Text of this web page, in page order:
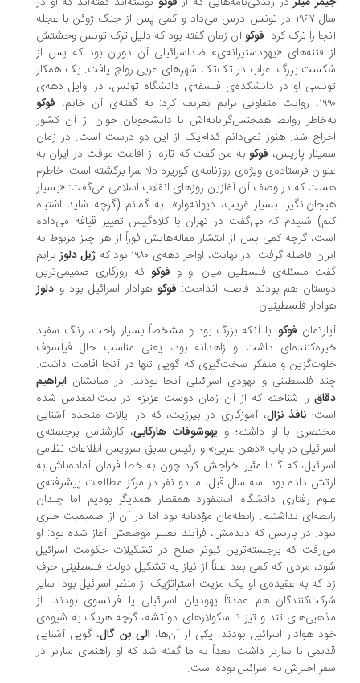
سال ۱۹۶۷ در تونس درس می‌داد و کمی پس از جنگ ژوئن با عجله
را ترک کرد.فوکوآن زمان گفته بود که دلیل ترک تونس وحشتش
فتنه‌های «یهودستیزانه‌ی» ضداسرائیلی آن دوران بود که پس از
بزرگ اعراب در تک‌تک شهرهای عربی رواج یافت. یک همکار
او در دانشکده‌ی فلسفه‌ی دانشگاه تونس، در اوایل دهه‌ی
فوکو
روابط همجنس‌گرایانه‌اش با دانشجویان جوان از آن کشور
شد. هنوز نمی‌دانم کدام‌یک از این دو درست است. در زمان
پاریس،فوکوبه من گفت که تازه از اقامت موقت در ایران به
فرستاده‌ی ویژه‌ی روزنامه‌ی کوریره دلا سرا برگشته است. خاطرم
که در وصف آن آغازین روزهای انقلاب اسلامی می‌گفت: «بسیار
بسیار غریب، دیوانه‌وار». به گمانم (گرچه شاید اشتباه
شنیدم که می‌گفت در تهران با کلاه‌گیس تغییر قیافه می‌داده
گرچه کمی پس از انتشار مقاله‌هایش فوراً از هر چیز مربوط به
فاصله گرفت. در نهایت، اواخر دهه‌ی ۱۹۸۰ بود که
ژیل دلوزبرایم
مسئله‌ی فلسطین میان او و فوکوکه روزگاری صمیمی‌ترین
هم بودند فاصله انداخت:فوکوهوادار اسرائیل بود و دلوز
فلسطینیان.
فوکو، با آنکه بزرگ بود و مشخصاً بسیار راحت، رنگ سفید
داشت و زاهدانه بود، یعنی مناسب حال فیلسوف
و متفکر سخت‌گیری که گویی تنها در آنجا اقامت داشت.
فلسطینی و یهودی اسرائیلی آنجا بودند. در میانشانابراهیم
را شناختم که از آن زمان دوست عزیزم در بیت‌المقدس شده
نافذ نزال، آموزگاری در بیرزیت، که در ایالات متحده آشنایی
با او داشتم؛ ویهوشوفات هارکابی، کارشناس برجسته‌ی
در باب «ذهن عربی» و رئیس سابق سرویس اطلاعات نظامی
که گلدا مئیر اخراجش کرد چون به خطا فرمان آماده‌باش به
داده بود. سه سال قبل، ما دو نفر در مرکز مطالعات پیشرفته‌ی
رفتاری دانشگاه استنفورد همقطار همدیگر بودیم اما چندان
نداشتیم. رابطه‌مان مؤدبانه بود اما در آن از صمیمیت خبری
در پاریس که دیدمش، فرآیند تغییر موضعش آغاز شده بود: او
که برجسته‌ترین کبوتر صلح در تشکیلات حکومت اسرائیل
مردی که کمی بعد علناً از نیاز به تشکیل دولت فلسطینی حرف
که به عقیده‌ی او یک مزیت استراتژیک از منظر اسرائیل بود. سایر
هم عمدتاً یهودیان اسرائیلی یا فرانسوی بودند، از
تند و تیز تا سکولارهای دوآتشه، گرچه هریک به شیوه‌ی
هوادار اسرائیل بودند. یکی از آن‌ها، الی بن گال، گویی آشنایی
با سارتر داشت. بعداً به ما گفته شد که او راهنمای سارتر در
اخیرش به اسرائیل بوده است.